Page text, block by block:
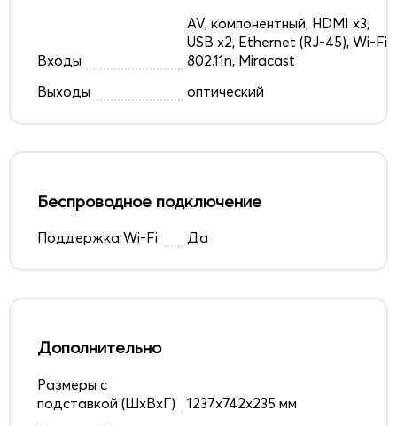
Входы
AV, компонентный, HDMI x3,
USB x2, Ethernet (RJ-45), Wi-Fi
802.11n, Miracast
Выходы
оптический
Беспроводное подключение
Поддержка Wi-Fi Да
Дополнительно
Размеры с
подставкой (ШxВxГ)
1237x742x235 мм